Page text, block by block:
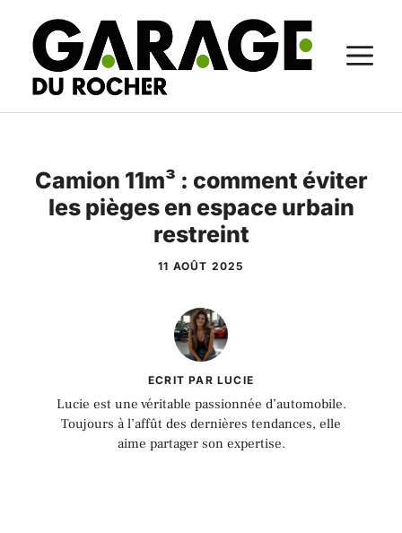
contenu
Camion 11m³ : comment éviter
les pièges en espace urbain
restreint
11 AOÛT 2025
ECRIT PAR LUCIE
Lucie est une véritable passionnée d’automobile.
Toujours à l’affût des dernières tendances, elle
aime partager son expertise.